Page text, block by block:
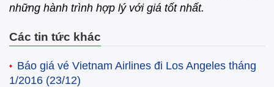
những hành trình hợp lý với giá tốt nhất.
Các tin tức khác
Báo giá vé Vietnam Airlines đi Los Angeles tháng
1/2016 (23/12)